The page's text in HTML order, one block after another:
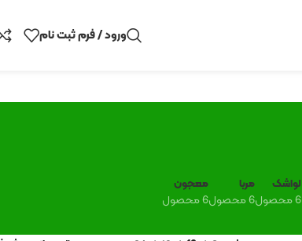
ورود / فرم ثبت نام
لواشک
6 محصول
مربا
6 محصول
معجون
6 محصول